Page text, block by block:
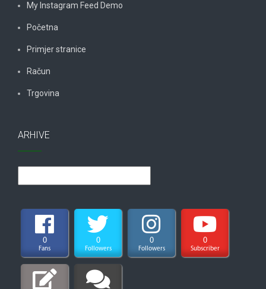
My Instagram Feed Demo
Početna
Primjer stranice
Račun
Trgovina
ARHIVE
0
Fans
0
Followers
0
Followers
0
Subscriber